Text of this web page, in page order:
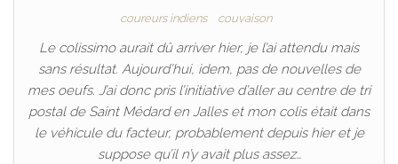
coureurs indiens couvaison
Le colissimo aurait dû arriver hier, je l’ai attendu mais
sans résultat. Aujourd’hui, idem, pas de nouvelles de
mes oeufs. J’ai donc pris l’initiative d’aller au centre de tri
postal de Saint Médard en Jalles et mon colis était dans
le véhicule du facteur, probablement depuis hier et je
suppose qu’il n’y avait plus assez…